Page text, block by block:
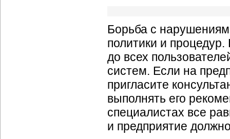
Борьба с
политики и
до всех
систем. Если на
пригласите
выполнять его
специалистах все
и предприятие